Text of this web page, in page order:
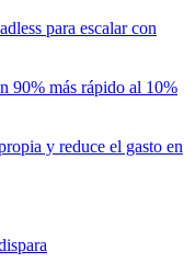
para escalar con
90% más rápido al 10%
y reduce el gasto en